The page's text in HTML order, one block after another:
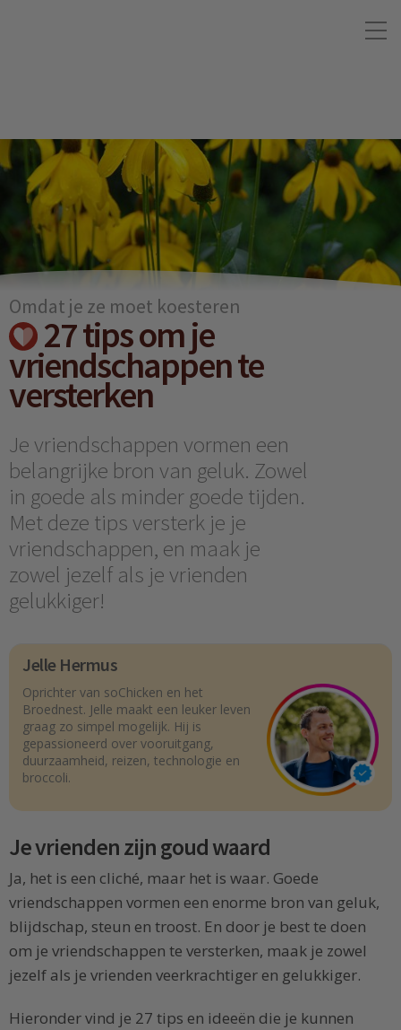
Omdat je ze moet koesteren
27 tips om je
vriendschappen te
versterken
Je vriendschappen vormen een
belangrijke bron van geluk. Zowel
in goede als minder goede tijden.
Met deze tips versterk je je
vriendschappen, en maak je
zowel jezelf als je vrienden
gelukkiger!
Jelle Hermus
Oprichter van soChicken en het
Broednest. Jelle maakt een leuker leven
graag zo simpel mogelijk. Hij is
gepassioneerd over vooruitgang,
duurzaamheid, reizen, technologie en
broccoli.
Je vrienden zijn goud waard
Ja, het is een cliché, maar het is waar. Goede
vriendschappen vormen een enorme bron van geluk,
blijdschap, steun en troost. En door je best te doen
om je vriendschappen te versterken, maak je zowel
jezelf als je vrienden veerkrachtiger en gelukkiger.
Hieronder vind je 27 tips en ideeën die je kunnen